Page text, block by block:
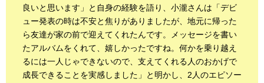
良いと思います」と自身の経験を語り、小瀧さんは「デビ
ュー発表の時は不安と焦りがありましたが、地元に帰った
ら友達が家の前で迎えてくれたんです。メッセージを書い
たアルバムをくれて、嬉しかったですね。何かを乗り越え
るには一人じゃできないので、支えてくれる人のおかげで
成長できることを実感しました」と明かし、2人のエピソー